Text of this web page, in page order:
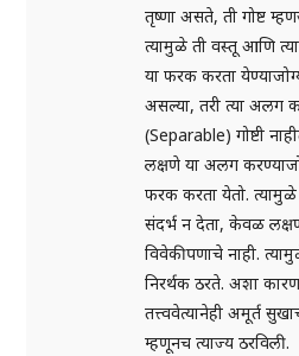
तृष्णा असते, ती गोष्ट
त्यामुळे ती वस्तू आणि
या फरक करता
असल्या, तरी त्या अलग
(Separable) गोष्टी
लक्षणे या अलग
फरक करता येतो. त्यामुळे
संदर्भ न देता, केवळ
विवेकीपणाचे नाही.
निरर्थक ठरते. अशा
तत्त्ववेत्यानेही अमूर्त
म्हणूनच त्याज्य ठरविली.